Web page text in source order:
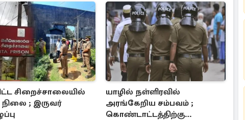
சிறைச்சாலையில்
; இருவர்
யாழில் நள்ளிரவில்
அரங்கேறிய சம்பவம் ;
கொண்டாட்டத்திற்கு